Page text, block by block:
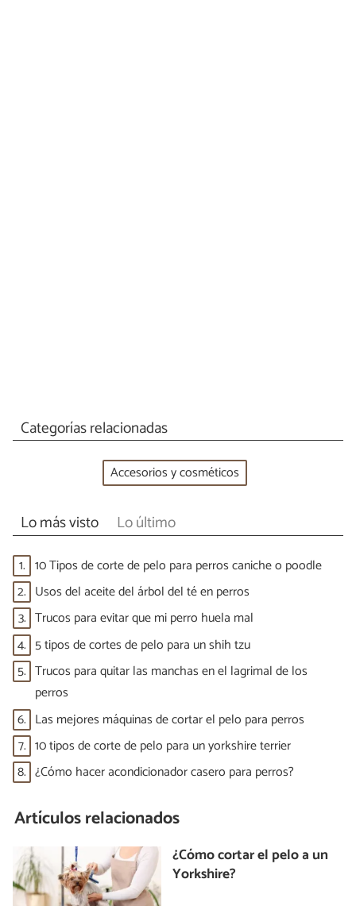
Categorías relacionadas
Accesorios y cosméticos
Lo más visto Lo último
1. 10 Tipos de corte de pelo para perros caniche o poodle
2. Usos del aceite del árbol del té en perros
3. Trucos para evitar que mi perro huela mal
4. 5 tipos de cortes de pelo para un shih tzu
5. Trucos para quitar las manchas en el lagrimal de los
perros
6. Las mejores máquinas de cortar el pelo para perros
7. 10 tipos de corte de pelo para un yorkshire terrier
8. ¿Cómo hacer acondicionador casero para perros?
Artículos relacionados
¿Cómo cortar el pelo a un
Yorkshire?